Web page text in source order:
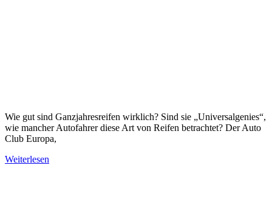
Wie gut sind Ganzjahresreifen wirklich? Sind sie „Universalgenies“,
wie mancher Autofahrer diese Art von Reifen betrachtet? Der Auto
Club Europa,
Weiterlesen